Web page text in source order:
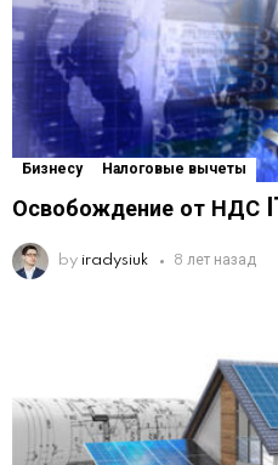
Бизнесу Налоговые вычеты
Освобождение от НДС
by iradysiuk 8 лет назад